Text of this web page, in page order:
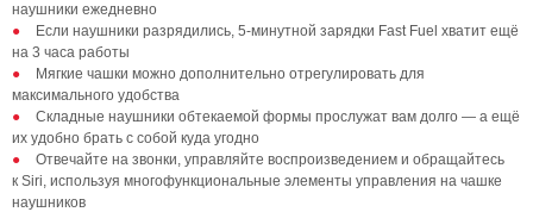
наушники ежедневно
Если наушники разрядились, 5‑минутной зарядки Fast Fuel хватит ещё
на 3 часа работы
Мягкие чашки можно дополнительно отрегулировать для
максимального удобства
Складные наушники обтекаемой формы прослужат вам долго — а ещё
их удобно брать с собой куда угодно
Отвечайте на звонки, управляйте воспроизведением и обращайтесь
к Siri, используя многофункциональные элементы управления на чашке
наушников